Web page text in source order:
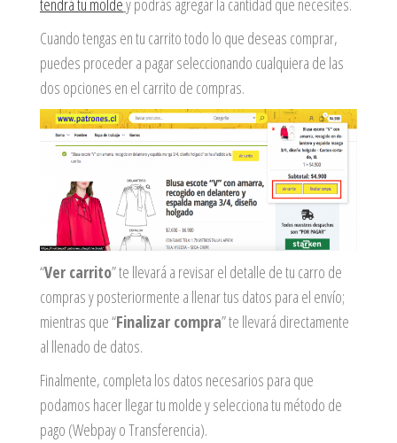
tendrá tu moldey podrás agregar la cantidad que necesites.
Cuando tengas en tu carrito todo lo que deseas comprar,
puedes proceder a pagar seleccionando cualquiera de las
dos opciones en el carrito de compras.
“Ver carrito” te llevará a revisar el detalle de tu carro de
compras y posteriormente a llenar tus datos para el envío;
mientras que “Finalizar compra” te llevará directamente
al llenado de datos.
Finalmente, completa los datos necesarios para que
podamos hacer llegar tu molde y selecciona tu método de
pago (Webpay o Transferencia).